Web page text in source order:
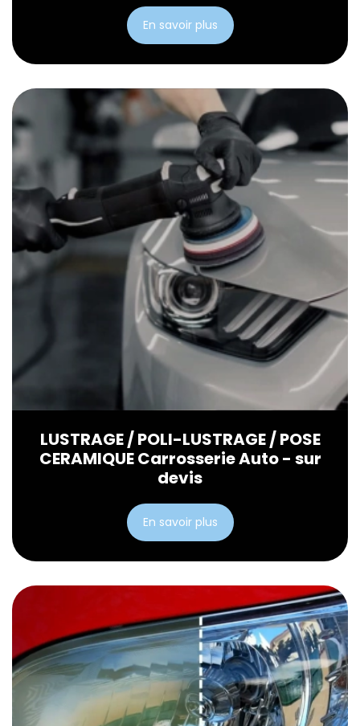
En savoir plus
LUSTRAGE / POLI-LUSTRAGE / POSE
CERAMIQUE Carrosserie Auto - sur
devis
En savoir plus